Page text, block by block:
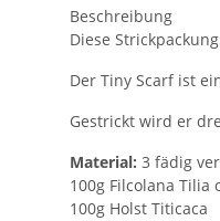
Beschreibung
Diese
Der Tiny Scarf ist
Gestrickt wird er
Material: 3 fädig
100g Filcolana Tilia
100g Holst Titicaca